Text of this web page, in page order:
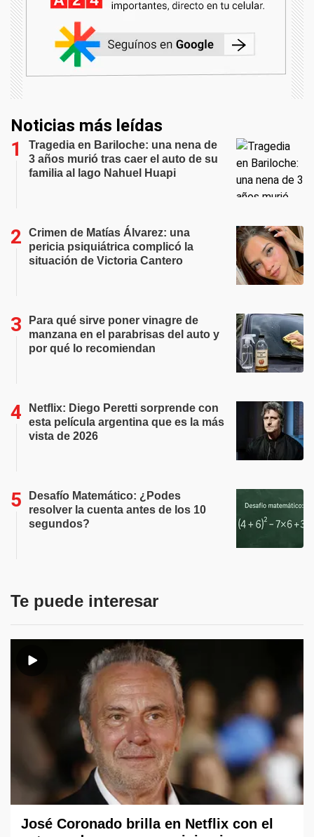
Noticias más leídas
Tragedia en Bariloche: una nena de
3 años murió tras caer el auto de su
familia al lago Nahuel Huapi
Crimen de Matías Álvarez: una
pericia psiquiátrica complicó la
situación de Victoria Cantero
Para qué sirve poner vinagre de
manzana en el parabrisas del auto y
por qué lo recomiendan
Netflix: Diego Peretti sorprende con
esta película argentina que es la más
vista de 2026
Desafío Matemático: ¿Podes
resolver la cuenta antes de los 10
segundos?
Te puede interesar
José Coronado brilla en Netflix con el